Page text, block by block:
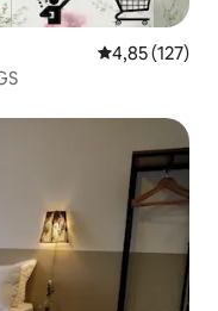
Średnia
4,85 (127)